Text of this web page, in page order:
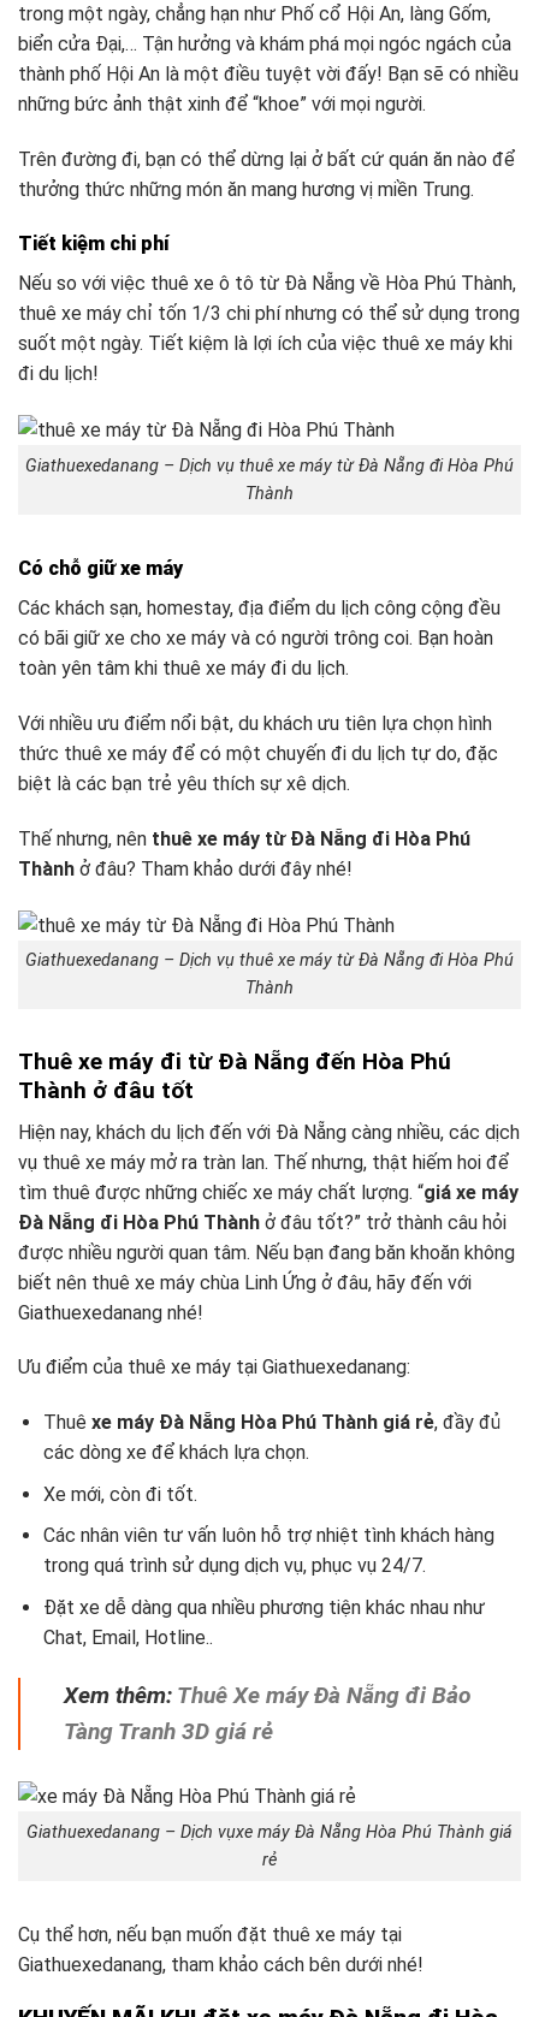
trong một ngày, chẳng hạn như Phố cổ Hội An, làng Gốm,
biển cửa Đại,… Tận hưởng và khám phá mọi ngóc ngách của
thành phố Hội An là một điều tuyệt vời đấy! Bạn sẽ có nhiều
những bức ảnh thật xinh để “khoe” với mọi người.
Trên đường đi, bạn có thể dừng lại ở bất cứ quán ăn nào để
thưởng thức những món ăn mang hương vị miền Trung.
Tiết kiệm chi phí
Nếu so với việc thuê xe ô tô từ Đà Nẵng về Hòa Phú Thành,
thuê xe máy chỉ tốn 1/3 chi phí nhưng có thể sử dụng trong
suốt một ngày. Tiết kiệm là lợi ích của việc thuê xe máy khi
đi du lịch!
Giathuexedanang – Dịch vụ thuê xe máy từ Đà Nẵng đi Hòa Phú
Thành
Có chỗ giữ xe máy
Các khách sạn, homestay, địa điểm du lịch công cộng đều
có bãi giữ xe cho xe máy và có người trông coi. Bạn hoàn
toàn yên tâm khi thuê xe máy đi du lịch.
Với nhiều ưu điểm nổi bật, du khách ưu tiên lựa chọn hình
thức thuê xe máy để có một chuyến đi du lịch tự do, đặc
biệt là các bạn trẻ yêu thích sự xê dịch.
Thế nhưng, nên thuê xe máy từ Đà Nẵng đi Hòa Phú
Thành ở đâu? Tham khảo dưới đây nhé!
Giathuexedanang – Dịch vụ thuê xe máy từ Đà Nẵng đi Hòa Phú
Thành
Thuê xe máy đi từ Đà Nẵng đến Hòa Phú
Thành ở đâu tốt
Hiện nay, khách du lịch đến với Đà Nẵng càng nhiều, các dịch
vụ thuê xe máy mở ra tràn lan. Thế nhưng, thật hiếm hoi để
tìm thuê được những chiếc xe máy chất lượng. “giá xe máy
Đà Nẵng đi Hòa Phú Thành ở đâu tốt?” trở thành câu hỏi
được nhiều người quan tâm. Nếu bạn đang băn khoăn không
biết nên thuê xe máy chùa Linh Ứng ở đâu, hãy đến với
Giathuexedanang nhé!
Ưu điểm của thuê xe máy tại Giathuexedanang:
Thuê xe máy Đà Nẵng Hòa Phú Thành giá rẻ, đầy đủ
các dòng xe để khách lựa chọn.
Xe mới, còn đi tốt.
Các nhân viên tư vấn luôn hỗ trợ nhiệt tình khách hàng
trong quá trình sử dụng dịch vụ, phục vụ 24/7.
Đặt xe dễ dàng qua nhiều phương tiện khác nhau như
Chat, Email, Hotline..
Xem thêm: Thuê Xe máy Đà Nẵng đi Bảo
Tàng Tranh 3D giá rẻ
Giathuexedanang – Dịch vụxe máy Đà Nẵng Hòa Phú Thành giá
rẻ
Cụ thể hơn, nếu bạn muốn đặt thuê xe máy tại
Giathuexedanang, tham khảo cách bên dưới nhé!